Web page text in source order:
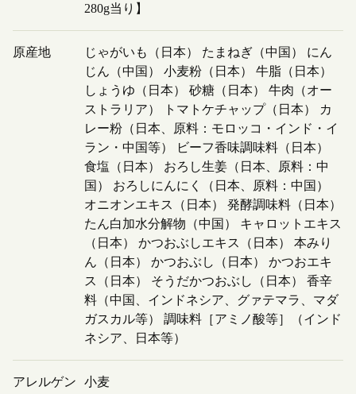
280g当り】
原産地
じゃがいも（日本） たまねぎ（中国） にん
じん（中国） 小麦粉（日本） 牛脂（日本）
しょうゆ（日本） 砂糖（日本） 牛肉（オー
ストラリア） トマトケチャップ（日本） カ
レー粉（日本、原料：モロッコ・インド・イ
ラン・中国等） ビーフ香味調味料（日本）
食塩（日本） おろし生姜（日本、原料：中
国） おろしにんにく（日本、原料：中国）
オニオンエキス（日本） 発酵調味料（日本）
たん白加水分解物（中国） キャロットエキス
（日本） かつおぶしエキス（日本） 本みり
ん（日本） かつおぶし（日本） かつおエキ
ス（日本） そうだかつおぶし（日本） 香辛
料（中国、インドネシア、グァテマラ、マダ
ガスカル等） 調味料［アミノ酸等］（インド
ネシア、日本等）
アレルゲン 小麦